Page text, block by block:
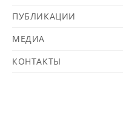
ПУБЛИКАЦИИ
МЕДИА
КОНТАКТЫ